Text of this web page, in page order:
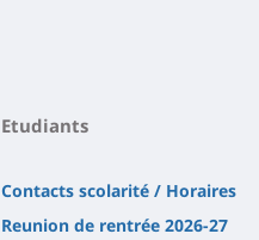
Etudiants
Contacts scolarité / Horaires
Reunion de rentrée 2026-27